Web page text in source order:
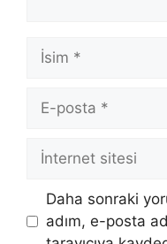
İsim
posta
İnternet
sitesi
Daha sonraki
adım, e-posta